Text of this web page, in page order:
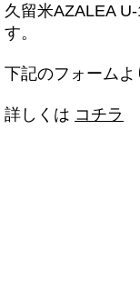
久留米AZALEA
す。
下記のフォーム
詳しくは コチラ